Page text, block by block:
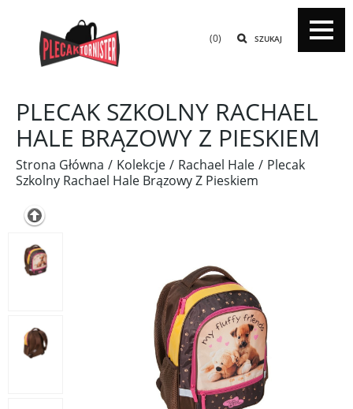
SZUKAJ
(0)
PLECAK SZKOLNY RACHAEL
HALE BRĄZOWY Z PIESKIEM
Strona Główna Kolekcje Rachael Hale
Plecak
Szkolny Rachael Hale Brązowy Z Pieskiem